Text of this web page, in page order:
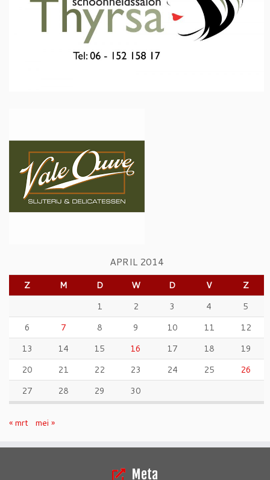
APRIL 2014
Z M D W D V
Z
1
2 3 4
5
6
7 8 9 10 11
12
13
14 15 16 17 18
19
20
21 22 23 24 25
26
27
28 29 30
« mrt mei »
Meta